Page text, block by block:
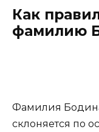
Как
фамилию
Фамилия
склоняется по